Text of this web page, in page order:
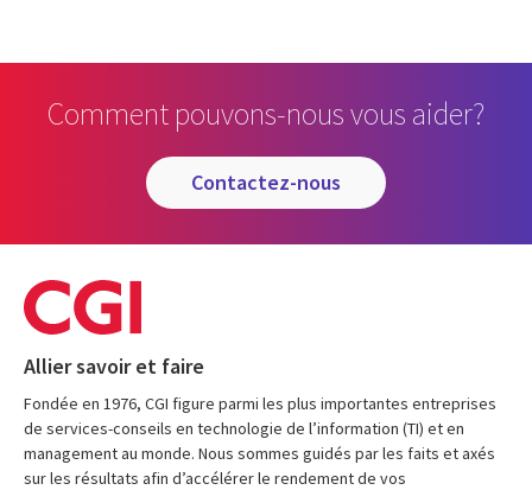
Comment pouvons-nous vous aider?
contactez-nous
Allier savoir et faire
Fondée en 1976, CGI figure parmi les plus importantes entreprises
de services-conseils en technologie de l’information (TI) et en
management au monde. Nous sommes guidés par les faits et axés
sur les résultats afin d’accélérer le rendement de vos